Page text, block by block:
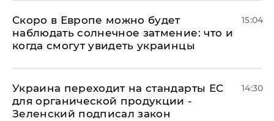
Скоро в Европе можно будет
наблюдать солнечное затмение: что и
когда смогут увидеть украинцы
15:04
Украина переходит на стандарты ЕС
для органической продукции -
Зеленский подписал закон
14:30